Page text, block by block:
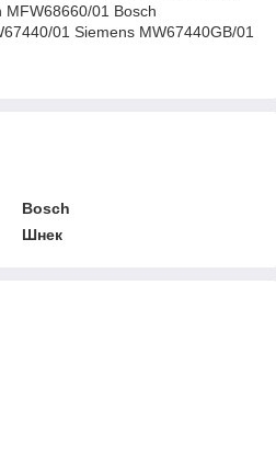
MFW68660/01 Bosch
01 Siemens MW67440GB/01
Bosch
Шнек